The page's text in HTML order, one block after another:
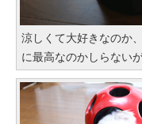
涼しくて大好きなのか
に最高なのかしらない